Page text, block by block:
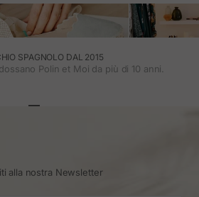
SPAGNOLO DAL 2015
Polin et Moi da più di 10 anni.
alla nostra Newsletter